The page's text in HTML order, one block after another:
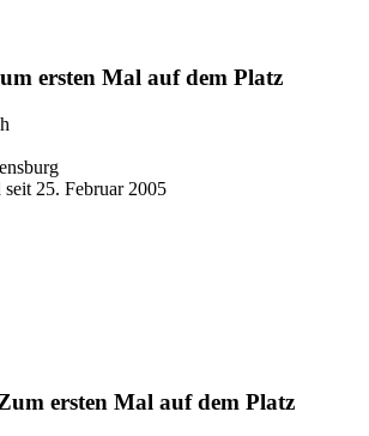
ersten Mal auf dem Platz
25. Februar 2005
ersten Mal auf dem Platz